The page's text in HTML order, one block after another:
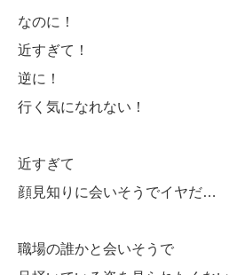
なのに！
近すぎて！
逆に！
行く気になれない！
近すぎて
顔見知りに会いそうでイヤだ…
職場の誰かと会いそうで